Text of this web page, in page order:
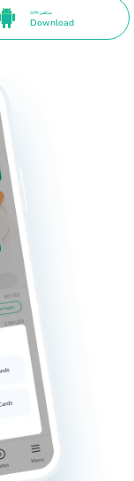
APK مباشر
Download